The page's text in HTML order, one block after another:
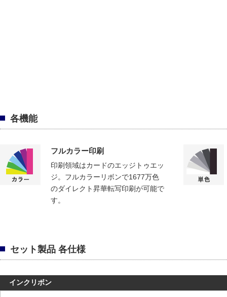
各機能
フルカラー印刷
印刷領域はカードのエッジトゥエッ
ジ。フルカラーリボンで1677万色
のダイレクト昇華転写印刷が可能で
す。
セット製品 各仕様
インクリボン